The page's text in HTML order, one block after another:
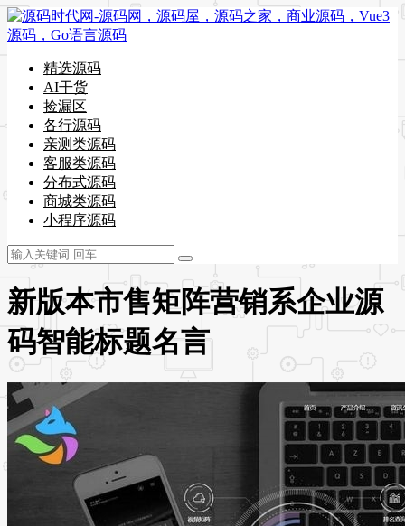
精选源码
AI干货
捡漏区
各行源码
亲测类源码
客服类源码
分布式源码
商城类源码
小程序源码
新版本市售矩阵营销系企业源
码智能标题名言